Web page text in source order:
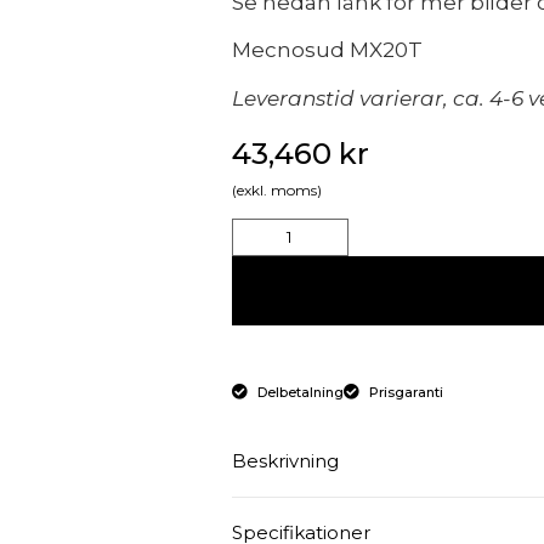
Mecnosud MX20T
Leveranstid varierar, ca. 4-6
43,460 kr
(exkl. moms)
Delbetalning Prisgaranti
Beskrivning
Blandningsmaskinen är
Specifikationer